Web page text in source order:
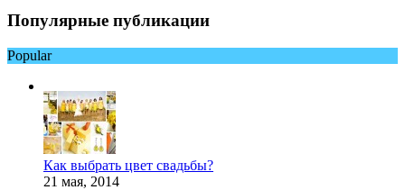
Популярные публикации
Popular
Как выбрать цвет свадьбы?
21 мая, 2014